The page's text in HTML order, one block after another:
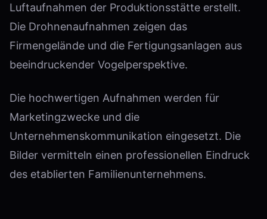
Luftaufnahmen der Produktionsstätte erstellt.
Die Drohnenaufnahmen zeigen das
Firmengelände und die Fertigungsanlagen aus
beeindruckender Vogelperspektive.
Die hochwertigen Aufnahmen werden für
Marketingzwecke und die
Unternehmenskommunikation eingesetzt. Die
Bilder vermitteln einen professionellen Eindruck
des etablierten Familienunternehmens.